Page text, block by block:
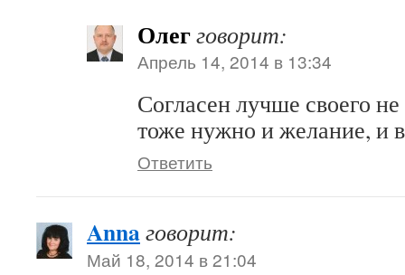
Олегговорит:
Апрель 14, 2014 в 13:34
Согласен лучше своего
тоже нужно и желание, и
Ответить
Annaговорит:
Май 18, 2014 в 21:04